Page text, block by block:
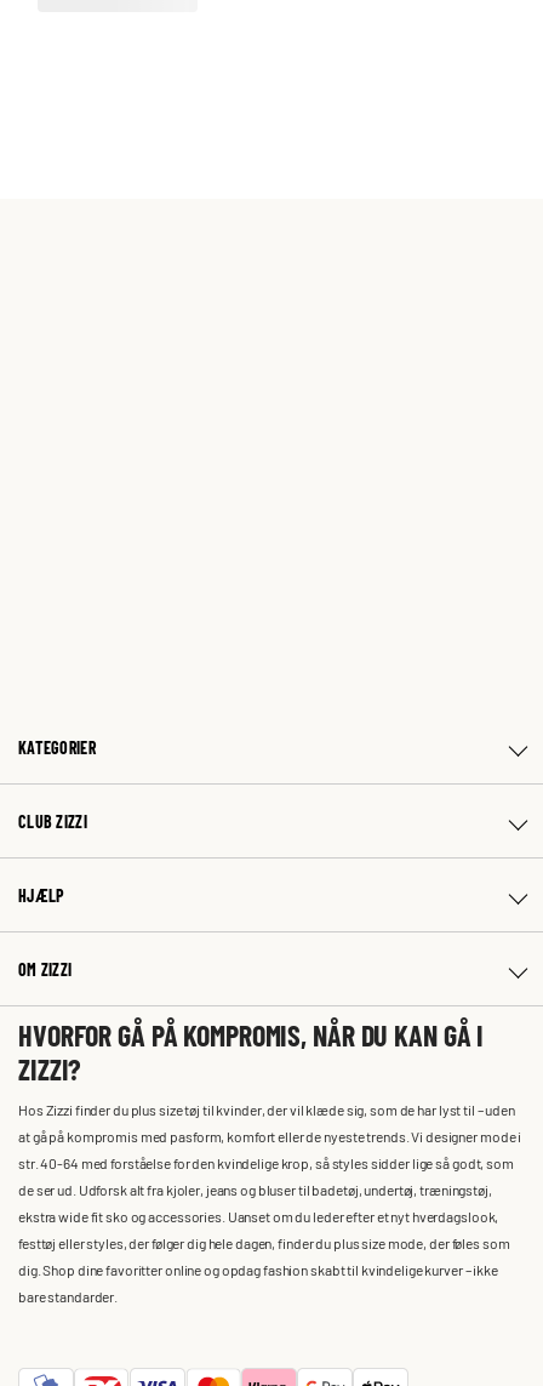
KATEGORIER
CLUB ZIZZI
HJÆLP
OM ZIZZI
HVORFOR GÅ PÅ KOMPROMIS, NÅR DU KAN GÅ I
ZIZZI?
Hos Zizzi finder du plus size tøj til kvinder, der vil klæde sig, som de har lyst til – uden
at gå på kompromis med pasform, komfort eller de nyeste trends. Vi designer mode i
str. 40-64 med forståelse for den kvindelige krop, så styles sidder lige så godt, som
de ser ud. Udforsk alt fra kjoler, jeans og bluser til badetøj, undertøj, træningstøj,
ekstra wide fit sko og accessories. Uanset om du leder efter et nyt hverdagslook,
festtøj eller styles, der følger dig hele dagen, finder du plus size mode, der føles som
dig. Shop dine favoritter online og opdag fashion skabt til kvindelige kurver – ikke
bare standarder.